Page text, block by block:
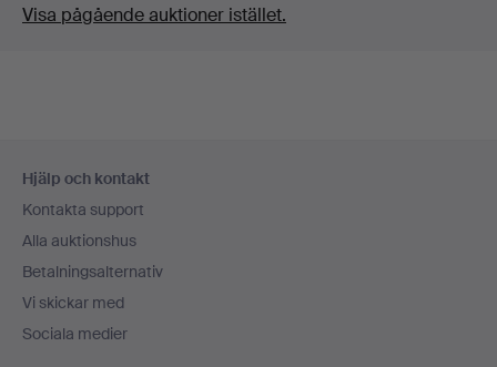
Visa pågående auktioner istället.
Hjälp och kontakt
Kontakta support
Alla auktionshus
Betalningsalternativ
Vi skickar med
Sociala medier